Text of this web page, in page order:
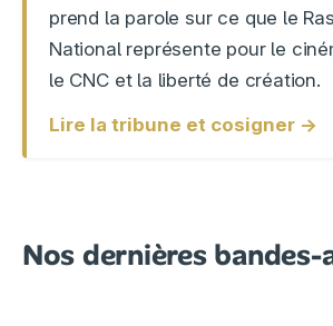
prend la parole sur ce que le
National représente pour le
le CNC et la liberté de création.
Lire la tribune et cosigner →
Nos dernières bandes-